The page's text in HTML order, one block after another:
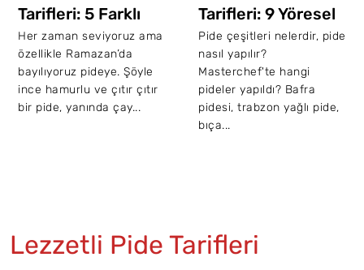
Tarifleri: 5 Farklı
Tarif
Her zaman seviyoruz ama
özellikle Ramazan’da
bayılıyoruz pideye. Şöyle
ince hamurlu ve çıtır çıtır
bir pide, yanında çay...
Tarifleri: 9 Yöresel
Pide Tarifi
Pide çeşitleri nelerdir, pide
nasıl yapılır?
Masterchef'te hangi
pideler yapıldı? Bafra
pidesi, trabzon yağlı pide,
bıça...
Lezzetli Pide Tarifleri